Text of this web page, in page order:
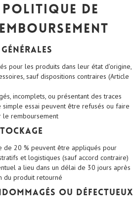
Politique de
pour les produits dans leur état d'origine,
sauf dispositions contraires (Article
incomplets, ou présentant des traces
simple essai peuvent être refusés ou faire
le remboursement
de 20 % peuvent être appliqués pour
et logistiques (sauf accord contraire)
a lieu dans un délai de 30 jours après
du produit retourné
ou défectueux